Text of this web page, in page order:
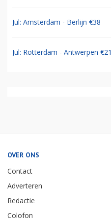
Jul: Amsterdam - Berlijn €38
Jul: Rotterdam - Antwerpen €21
OVER ONS
Contact
Adverteren
Redactie
Colofon